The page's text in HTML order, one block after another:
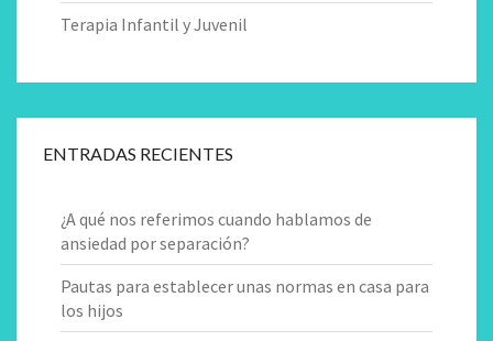
Terapia Infantil y Juvenil
ENTRADAS RECIENTES
¿A qué nos referimos cuando hablamos de
ansiedad por separación?
Pautas para establecer unas normas en casa para
los hijos